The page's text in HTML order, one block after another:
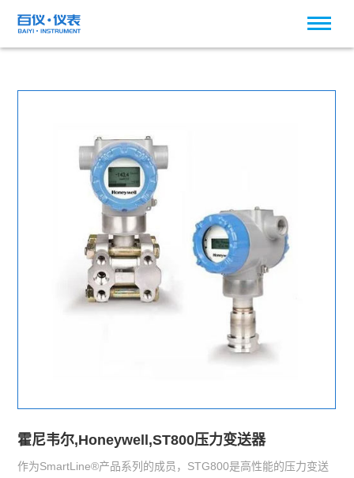
霍尼韦尔,Honeywell,ST800压力变送器
作为SmartLine®产品系列的成员，STG800是高性能的压力变送